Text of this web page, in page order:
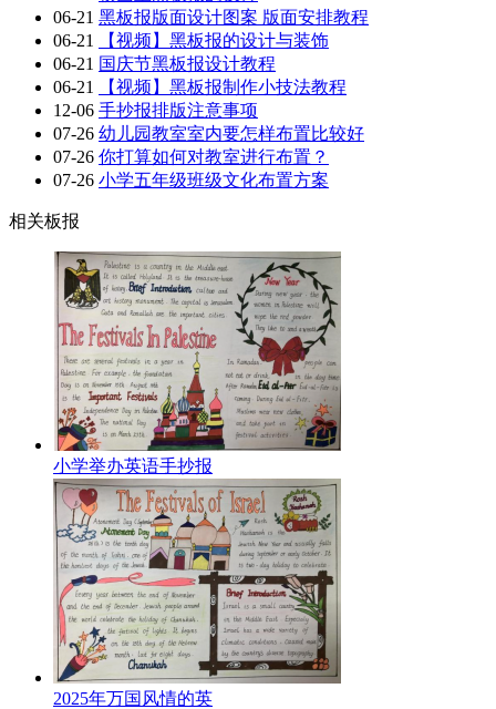
06-21 黑板报版面设计图案 版面安排教程
06-21
【视频】黑板报的设计与装饰
06-21 国庆节黑板报设计教程
06-21
【视频】黑板报制作小技法教程
12-06 手抄报排版注意事项
07-26 幼儿园教室室内要怎样布置比较好
07-26 你打算如何对教室进行布置？
07-26 小学五年级班级文化布置方案
相关板报
小学举办英语手抄报
2025年万国风情的英